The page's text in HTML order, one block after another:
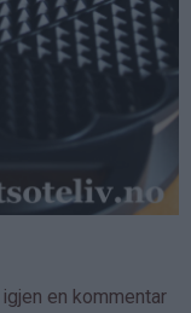
en kommentar